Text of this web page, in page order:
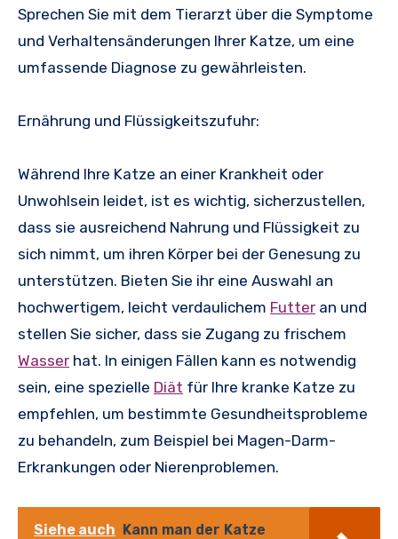
Sprechen Sie mit dem Tierarzt über die Symptome
und Verhaltensänderungen Ihrer Katze, um eine
umfassende Diagnose zu gewährleisten.
Ernährung und Flüssigkeitszufuhr:
Während Ihre Katze an einer Krankheit oder
Unwohlsein leidet, ist es wichtig, sicherzustellen,
dass sie ausreichend Nahrung und Flüssigkeit zu
sich nimmt, um ihren Körper bei der Genesung zu
unterstützen. Bieten Sie ihr eine Auswahl an
hochwertigem, leicht verdaulichem Futter an und
stellen Sie sicher, dass sie Zugang zu frischem
Wasser hat. In einigen Fällen kann es notwendig
sein, eine spezielle Diät für Ihre kranke Katze zu
empfehlen, um bestimmte Gesundheitsprobleme
zu behandeln, zum Beispiel bei Magen-Darm-
Erkrankungen oder Nierenproblemen.
Siehe auch Kann man der Katze